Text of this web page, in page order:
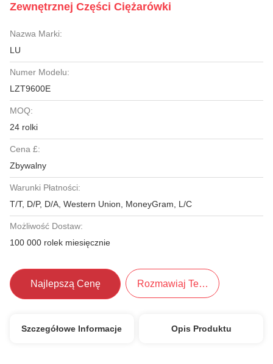
Zewnętrznej Części Ciężarówki
Nazwa Marki:
LU
Numer Modelu:
LZT9600E
MOQ:
24 rolki
Cena £:
Zbywalny
Warunki Płatności:
T/T, D/P, D/A, Western Union, MoneyGram, L/C
Możliwość Dostaw:
100 000 rolek miesięcznie
Najlepszą Cenę Rozmawiaj Teraz.
Szczegółowe Informacje Opis Produktu